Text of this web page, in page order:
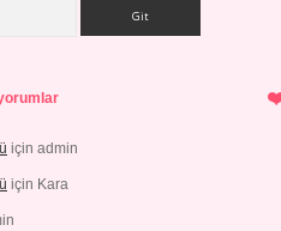
için admin
için Kara